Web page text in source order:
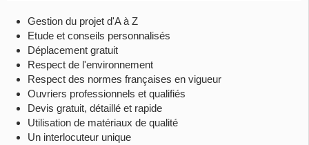
Gestion du projet d'A à Z
Etude et conseils personnalisés
Déplacement gratuit
Respect de l'environnement
Respect des normes françaises en vigueur
Ouvriers professionnels et qualifiés
Devis gratuit, détaillé et rapide
Utilisation de matériaux de qualité
Un interlocuteur unique